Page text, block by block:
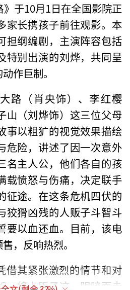
》于10月1日在全国影院正
家长携孩子前往观影。本
担纲编剧，主演阵容包括
特别出演的刘烨，共同呈
作巨制。
路（肖央饰）、李红樱
山（刘烨饰）这三位父母
事以粗犷的视觉效果描绘
危险，讲述了因一次意外
名主人公，他们各自的孩
载愤怒与伤痛，决定联手
征途。在这条危机四伏的
狡猾凶残的人贩子斗智斗
要以血还血。目前，该电
，反响热烈。
借其紧张激烈的情节和对
，将人贩子这一阴暗面赤